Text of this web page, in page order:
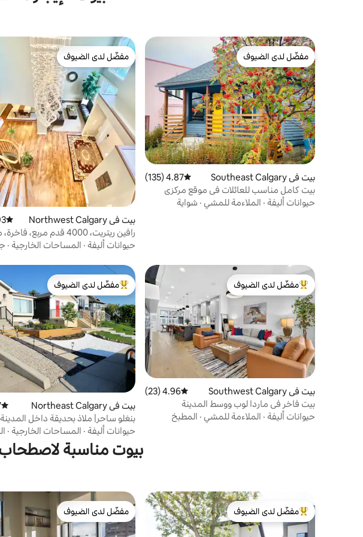
مفضّل لدى الضيوف
مفضّل لدى الضيوف
بيت في Southeast Calgary متوسط التقييم 4.87 من 5، 135 مراجعات
4.87 (135)
بيت كامل مناسب للعائلات في موقع مركزي
حيوانات أليفة · الملاءمة للمشي · شواية
مفضّل لدى الضيوف
مفضّل لدى الضيوف
بيت في Northwest Calgary متوسط
رافين ريتريت، 4000 قدم مربع،
هواء، طاولة بلياردو، إلخ
حيوانات أليفة · المساحات الخارجية ·
من أبرز البيوت المفضّلة لدى الضيوف
مفضّل لدى الضيوف
بيت في Southwest Calgary متوسط التقييم 4.96 من 5، 23 مراجعات
4.96 (23)
بيت فاخر في ماردا لوب ووسط المدينة
حيوانات أليفة · الملاءمة للمشي · المطبخ
من أبرز البيوت المفضّلة لدى الضيوف
مفضّل لدى الضيوف
بيت في Northeast Calgary
بنغلو ساحر| ملاذ بحديقة داخل المدينة
حيوانات أليفة · المساحات الخارجية ·
بيوت مناسبة لاصطحاب
من أبرز البيوت المفضّلة لدى الضيوف
مفضّل لدى الضيوف
مفضّل لدى الضيوف
مفضّل لدى الضيوف